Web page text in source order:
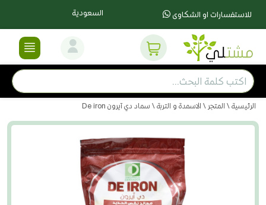
للاستفسارات او الشكاوى السعودية
الرئيسية \ المتجر \ الاسمدة و التربة \ سماد دي آيرون De iron